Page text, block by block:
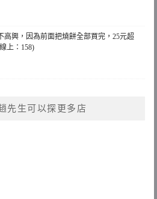
高興，因為前面把燒餅全部買完，25元超
上：158)
先生可以探更多店